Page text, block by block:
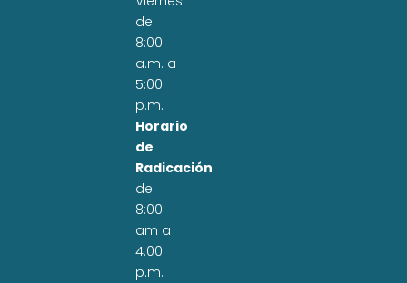
de
8:00
a.m. a
5:00
p.m.
Horario
de
Radicación
de
8:00
am a
4:00
p.m.